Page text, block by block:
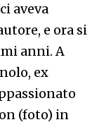
aveva
e ora si
anni. A
ex
(foto) in